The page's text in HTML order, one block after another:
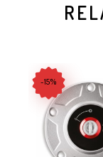
-15%